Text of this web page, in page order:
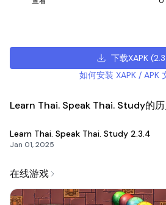
下载XAPK(
如何安装 XAPK / APK
Learn Thai. Speak Thai. Study的
Learn Thai. Speak Thai. Study 2.3.4
Jan 01, 2025
在线游戏